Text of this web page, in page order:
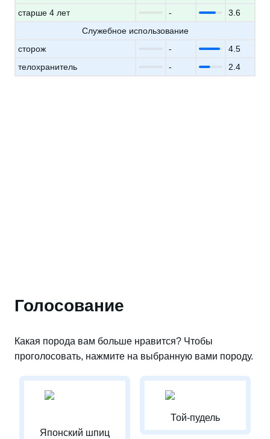
старше 4 лет
-
3.6
Служебное использование
сторож
-
4.5
телохранитель
- 2.4
Голосование
Какая порода вам больше нравится? Чтобы
проголосовать, нажмите на выбранную вами породу.
Японский шпиц
Той-пудель